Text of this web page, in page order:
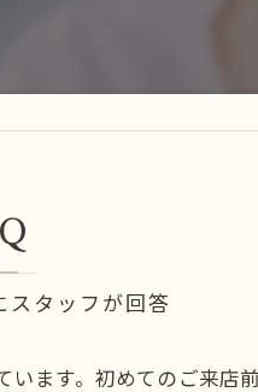
スタッフが回答
ます。初めてのご来店